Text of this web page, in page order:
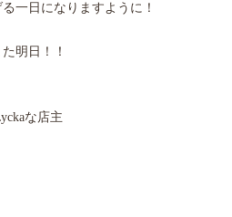
一日になりますように！
た明日！！
な店主